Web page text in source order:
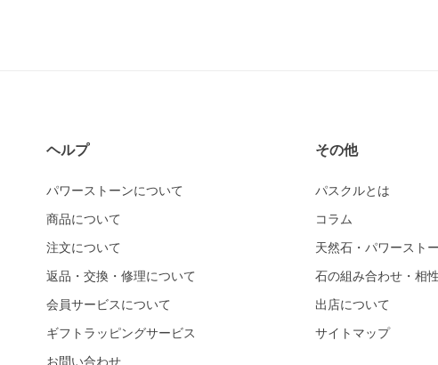
ヘルプ
パワーストーンについて
商品について
注文について
返品・交換・修理について
会員サービスについて
ギフトラッピングサービス
お問い合わせ
その他
パスクルとは
コラム
天然石・パワースト
石の組み合わせ・相性
出店について
サイトマップ